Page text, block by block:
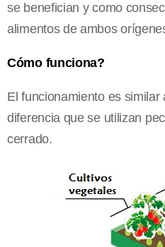
se benefician y como
alimentos de ambos
Cómo funciona?
El funcionamiento es
diferencia que se utilizan
cerrado.